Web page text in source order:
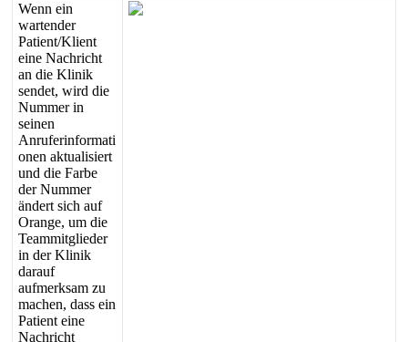
Wenn ein
wartender
Patient/Klient
eine Nachricht
an die Klinik
sendet, wird die
Nummer in
seinen
Anruferinformati
onen aktualisiert
und die Farbe
der Nummer
ändert sich auf
Orange, um die
Teammitglieder
in der Klinik
darauf
aufmerksam zu
machen, dass ein
Patient eine
Nachricht